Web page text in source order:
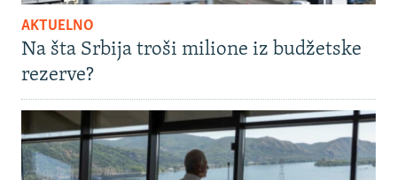
AKTUELNO
Na šta Srbija troši milione iz budžetske
rezerve?